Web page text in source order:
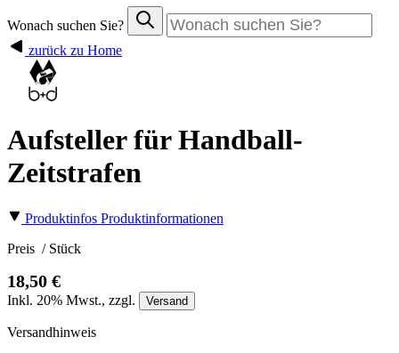
Wonach suchen Sie?
zurück zu Home
Aufsteller für Handball-
Zeitstrafen
Produktinfos Produktinformationen
Preis / Stück
18,50 €
Inkl. 20% Mwst., zzgl. Versand
Versandhinweis